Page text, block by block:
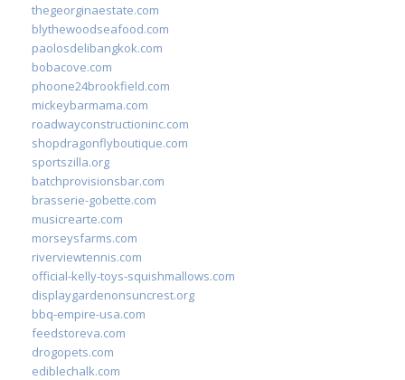
thegeorginaestate.com
blythewoodseafood.com
paolosdelibangkok.com
bobacove.com
phoone24brookfield.com
mickeybarmama.com
roadwayconstructioninc.com
shopdragonflyboutique.com
sportszilla.org
batchprovisionsbar.com
brasserie-gobette.com
musicrearte.com
morseysfarms.com
riverviewtennis.com
official-kelly-toys-squishmallows.com
displaygardenonsuncrest.org
bbq-empire-usa.com
feedstoreva.com
drogopets.com
ediblechalk.com